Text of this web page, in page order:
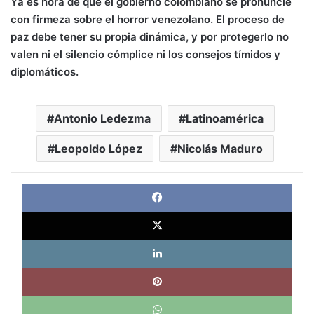
con firmeza sobre el horror venezolano. El proceso de
paz debe tener su propia dinámica, y por protegerlo no
valen ni el silencio cómplice ni los consejos tímidos y
diplomáticos.
Antonio Ledezma Latinoamérica
Leopoldo López Nicolás Maduro
X